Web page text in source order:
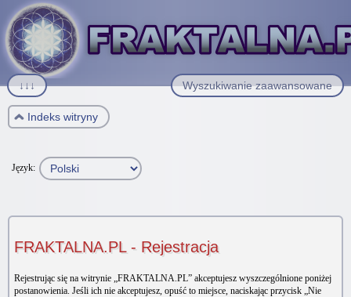
Wyszukiwanie zaawansowane
↓↓↓
Indeks witryny
Język:
FRAKTALNA.PL - Rejestracja
Rejestrując się na witrynie „FRAKTALNA.PL” akceptujesz wyszczególnione poniżej
postanowienia. Jeśli ich nie akceptujesz, opuść to miejsce, naciskając przycisk „Nie